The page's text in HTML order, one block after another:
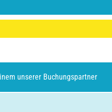
unserer Buchungspartner